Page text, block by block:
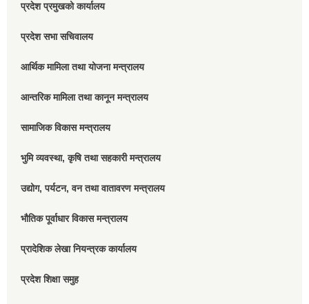
प्रदेश प्रमुखको कार्यालय
प्रदेश सभा सचिवालय
आर्थिक मामिला तथा योजना मन्त्रालय
आन्तरिक मामिला तथा कानून मन्त्रालय
सामाजिक विकास मन्त्रालय
भुमि व्यवस्था, कृषि तथा सहकारी मन्त्रालय
उद्योग, पर्यटन, वन तथा वातावरण मन्त्रालय
भौतिक पूर्वाधार विकास मन्त्रालय
प्रादेशिक लेखा नियन्त्रक कार्यालय
प्रदेश शिक्षा समुह